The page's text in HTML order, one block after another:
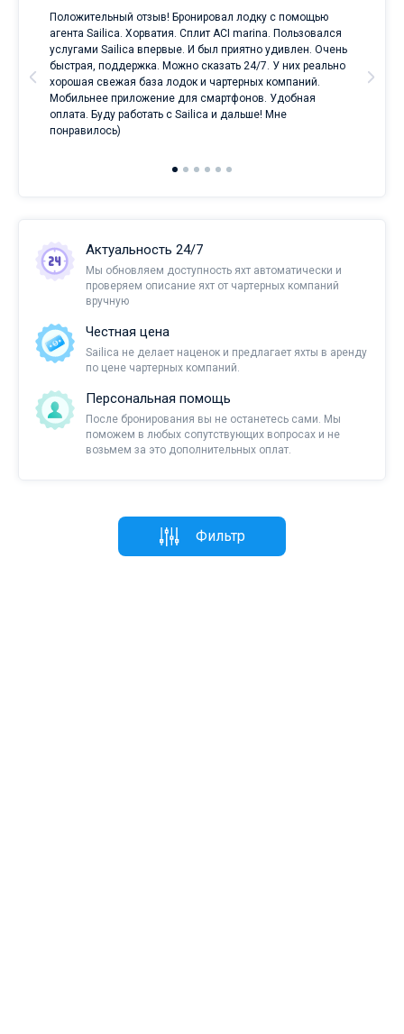
Положительный отзыв! Бронировал лодку с помощью
агента Sailica. Хорватия. Сплит ACI marina. Пользовался
услугами Sailica впервые. И был приятно удивлен. Очень
быстрая, поддержка. Можно сказать 24/7. У них реально
хорошая свежая база лодок и чартерных компаний.
Мобильнее приложение для смартфонов. Удобная
оплата. Буду работать с Sailica и дальше! Мне
понравилось)
Актуальность 24/7
Мы обновляем доступность яхт автоматически и
проверяем описание яхт от чартерных компаний
вручную
Честная цена
Sailica не делает наценок и предлагает яхты в аренду
по цене чартерных компаний.
Персональная помощь
После бронирования вы не останетесь сами. Мы
поможем в любых сопутствующих вопросах и не
возьмем за это дополнительных оплат.
Фильтр